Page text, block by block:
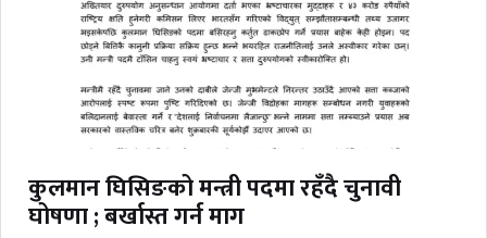
कुलमान घिसिङको मन्त्री पदमा रहँदै चुनावी
घोषणा ; बर्खास्त गर्न माग